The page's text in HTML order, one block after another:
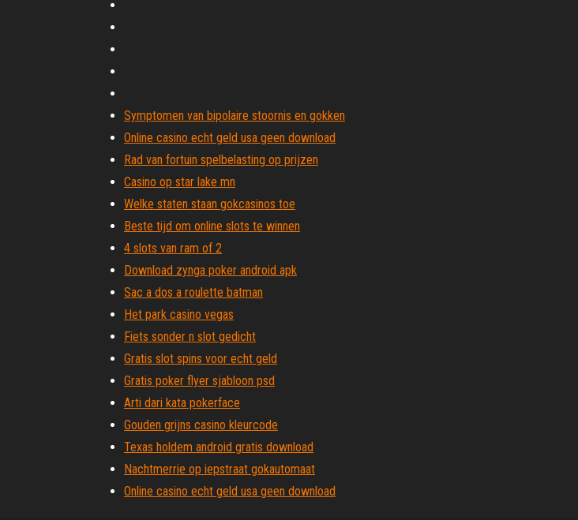
Symptomen van bipolaire stoornis en gokken
Online casino echt geld usa geen download
Rad van fortuin spelbelasting op prijzen
Casino op star lake mn
Welke staten staan ​​gokcasinos toe
Beste tijd om online slots te winnen
4 slots van ram of 2
Download zynga poker android apk
Sac a dos a roulette batman
Het park casino vegas
Fiets sonder n slot gedicht
Gratis slot spins voor echt geld
Gratis poker flyer sjabloon psd
Arti dari kata pokerface
Gouden grijns casino kleurcode
Texas holdem android gratis download
Nachtmerrie op iepstraat gokautomaat
Online casino echt geld usa geen download